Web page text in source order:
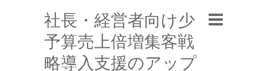
社長・経営者向け少
予算売上倍増集客戦
略導入支援のアップ